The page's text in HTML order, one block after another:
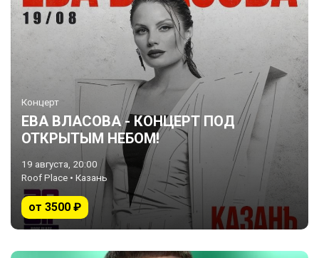
Концерт
ЕВА ВЛАСОВА - КОНЦЕРТ ПОД
ОТКРЫТЫМ НЕБОМ!
19 августа, 20:00
Roof Place • Казань
от 3500 ₽